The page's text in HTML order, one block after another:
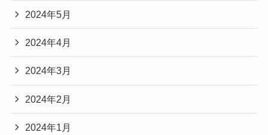
2024年5月
2024年4月
2024年3月
2024年2月
2024年1月